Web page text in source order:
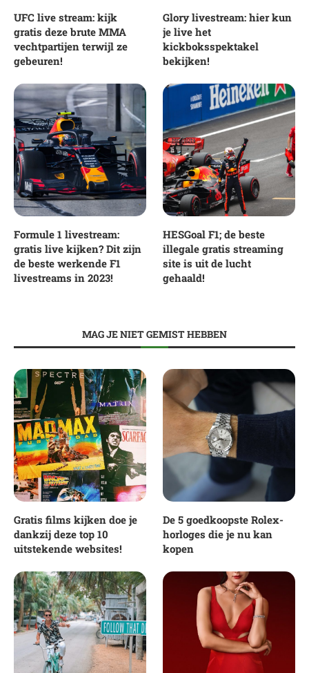
UFC live stream: kijk
gratis deze brute MMA
vechtpartijen terwijl ze
gebeuren!
Glory livestream: hier kun
je live het
kickboksspektakel
bekijken!
Formule 1 livestream:
gratis live kijken? Dit zijn
de beste werkende F1
livestreams in 2023!
HESGoal F1; de beste
illegale gratis streaming
site is uit de lucht
gehaald!
MAG JE NIET GEMIST HEBBEN
Gratis films kijken doe je
dankzij deze top 10
uitstekende websites!
De 5 goedkoopste Rolex-
horloges die je nu kan
kopen